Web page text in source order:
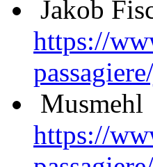
Jakob
https://
Musmehl
https://